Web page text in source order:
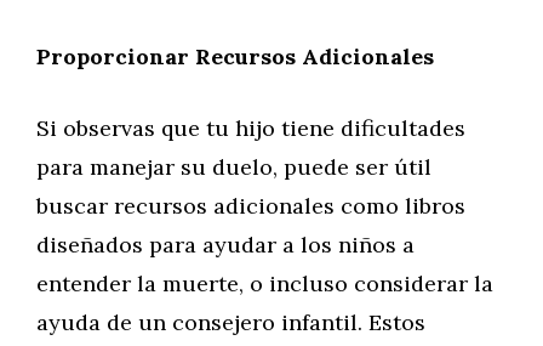
Proporcionar Recursos Adicionales
Si observas que tu hijo tiene dificultades
para manejar su duelo, puede ser útil
buscar recursos adicionales como libros
diseñados para ayudar a los niños a
entender la muerte, o incluso considerar la
ayuda de un consejero infantil. Estos